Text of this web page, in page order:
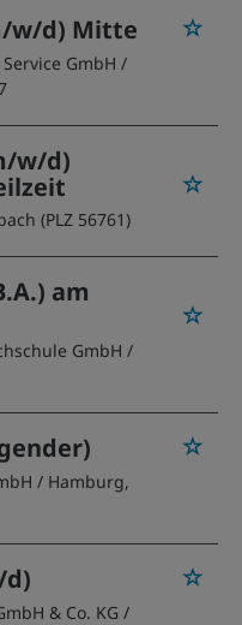
w/d) Mitte
GmbH /
w/d)
(PLZ 56761)
am
GmbH /
/ Hamburg,
& Co. KG /